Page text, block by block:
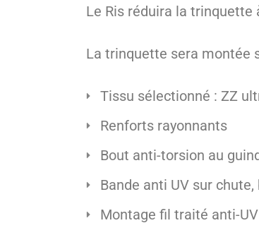
Le Ris réduira la trinquette
La trinquette sera montée
Tissu sélectionné : ZZ
Renforts rayonnants
Bout anti-torsion au
Bande anti UV sur
Montage fil traité anti-UV